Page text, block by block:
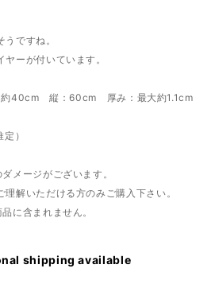
ですね。
ーが付いています。
約40cm 縦：60cm 厚み：最大約1.1cm
）
メージがございます。
解いただける方のみご購入下さい。
に含まれません。
shipping available